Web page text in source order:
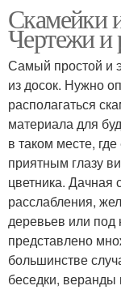
Скамейки
Скамейки
Чертежи и
Самый простой и
из досок. Нужно
располагаться
материала для
в таком месте,
приятным глазу
цветника. Дачная
расслабления,
деревьев или под
представлено
большинстве
беседки,